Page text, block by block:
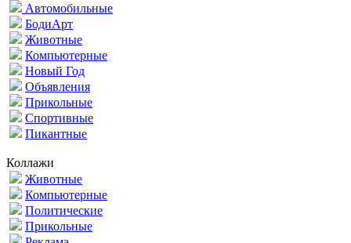
Автомобильные
БодиАрт
Животные
Компьютерные
Новый Год
Объявления
Прикольные
Спортивные
Пикантные
Коллажи
Животные
Компьютерные
Политические
Прикольные